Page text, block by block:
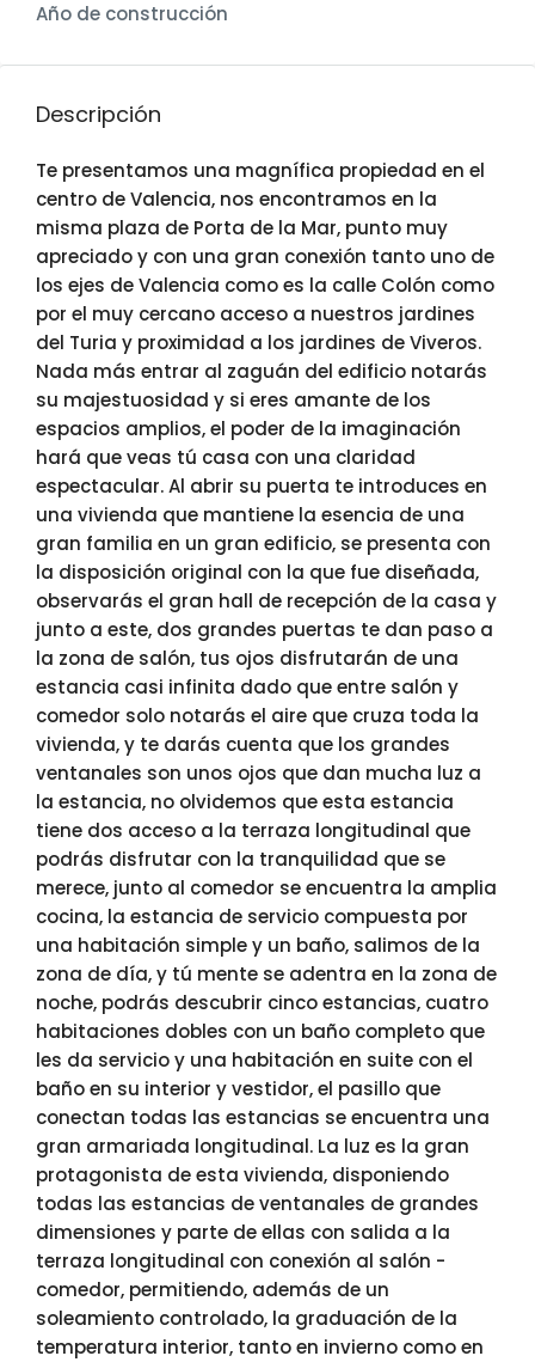
Año de construcción
Descripción
Te presentamos una magnífica propiedad en el
centro de Valencia, nos encontramos en la
misma plaza de Porta de la Mar, punto muy
apreciado y con una gran conexión tanto uno de
los ejes de Valencia como es la calle Colón como
por el muy cercano acceso a nuestros jardines
del Turia y proximidad a los jardines de Viveros.
Nada más entrar al zaguán del edificio notarás
su majestuosidad y si eres amante de los
espacios amplios, el poder de la imaginación
hará que veas tú casa con una claridad
espectacular. Al abrir su puerta te introduces en
una vivienda que mantiene la esencia de una
gran familia en un gran edificio, se presenta con
la disposición original con la que fue diseñada,
observarás el gran hall de recepción de la casa y
junto a este, dos grandes puertas te dan paso a
la zona de salón, tus ojos disfrutarán de una
estancia casi infinita dado que entre salón y
comedor solo notarás el aire que cruza toda la
vivienda, y te darás cuenta que los grandes
ventanales son unos ojos que dan mucha luz a
la estancia, no olvidemos que esta estancia
tiene dos acceso a la terraza longitudinal que
podrás disfrutar con la tranquilidad que se
merece, junto al comedor se encuentra la amplia
cocina, la estancia de servicio compuesta por
una habitación simple y un baño, salimos de la
zona de día, y tú mente se adentra en la zona de
noche, podrás descubrir cinco estancias, cuatro
habitaciones dobles con un baño completo que
les da servicio y una habitación en suite con el
baño en su interior y vestidor, el pasillo que
conectan todas las estancias se encuentra una
gran armariada longitudinal. La luz es la gran
protagonista de esta vivienda, disponiendo
todas las estancias de ventanales de grandes
dimensiones y parte de ellas con salida a la
terraza longitudinal con conexión al salón -
comedor, permitiendo, además de un
soleamiento controlado, la graduación de la
temperatura interior, tanto en invierno como en